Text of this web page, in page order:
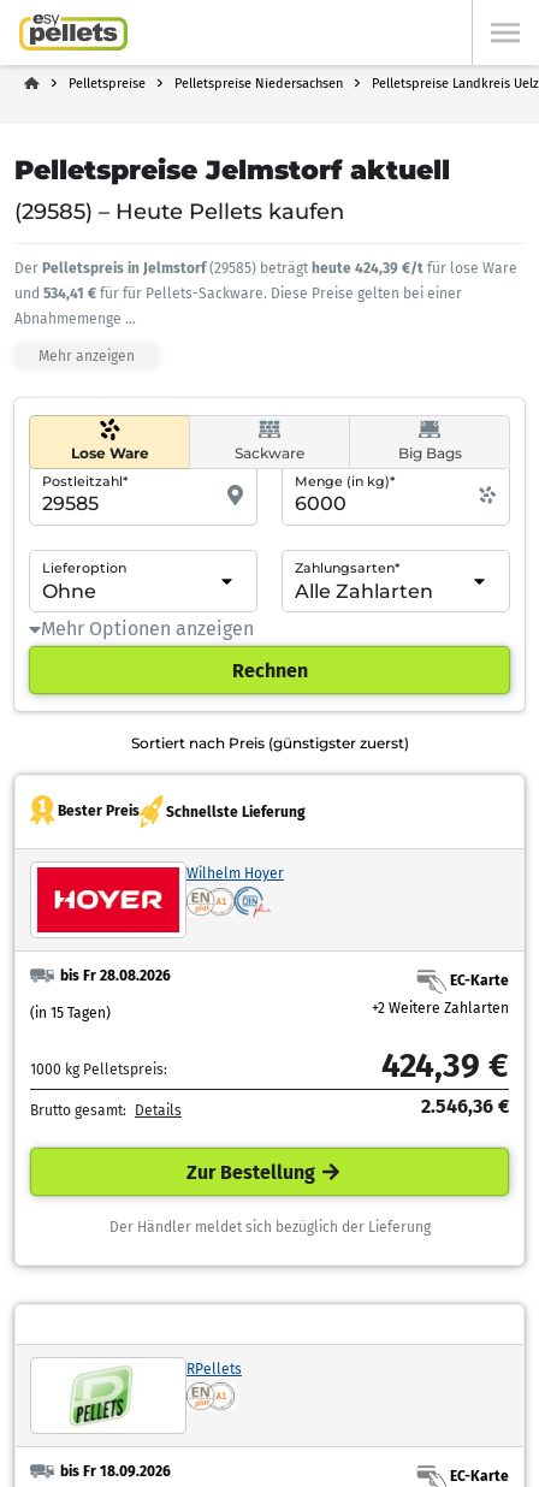
Pelletspreise Pelletspreise Niedersachsen Pelletspreise Landkreis
Pelletspreise Jelmstorf aktuell
(29585) – Heute Pellets kaufen
Der Pelletspreis in Jelmstorf(29585) beträgt heute 424,39 €/t für lose Ware
und 534,41 € für für Pellets-Sackware. Diese Preise gelten bei einer
Abnahmemenge ...
Mehr anzeigen
Lose Ware Sackware Big Bags
Postleitzahl* Menge (in kg)*
Lieferoption Zahlungsarten*
Mehr Optionen anzeigen
Rechnen
Sortiert nach Preis (günstigster zuerst)
Bester Preis Schnellste Lieferung
Wilhelm Hoyer
bis Fr 28.08.2026
(in 15 Tagen)
EC-Karte
+2 Weitere Zahlarten
1000 kg Pelletspreis: 424,39 €
Brutto gesamt: Details 2.546,36 €
Zur Bestellung
Der Händler meldet sich bezüglich der Lieferung
RPellets
bis Fr 18.09.2026
EC-Karte